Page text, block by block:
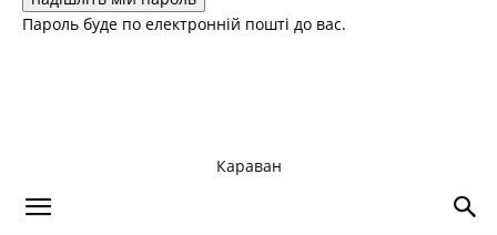
Пароль буде по електронній пошті до вас.
Караван